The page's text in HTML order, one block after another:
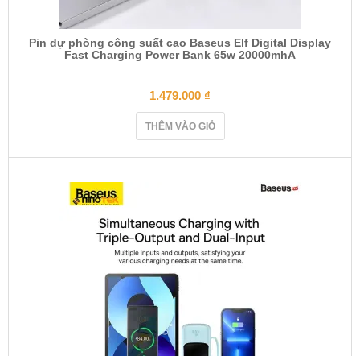
Pin dự phòng công suất cao Baseus Elf Digital Display
Fast Charging Power Bank 65w 20000mhA
1.479.000 ₫
THÊM VÀO GIỎ